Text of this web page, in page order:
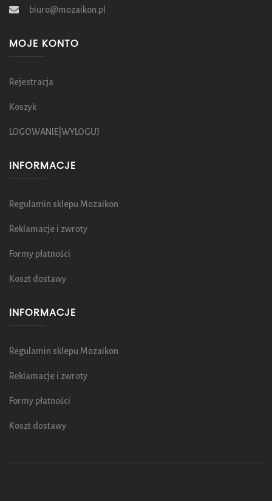
biuro@mozaikon.pl
MOJE KONTO
Rejestracja
Koszyk
LOGOWANIE|WYLOGUJ
INFORMACJE
Regulamin sklepu Mozaikon
Reklamacje i zwroty
Formy płatności
Koszt dostawy
INFORMACJE
Regulamin sklepu Mozaikon
Reklamacje i zwroty
Formy płatności
Koszt dostawy